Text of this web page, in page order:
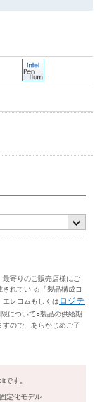
寄りのご販売店様にご
れてい る「製品構成コ
エレコムもしくは ロジテ
について○製品の供給期
ので、あらかじめご了
です。
定化モデル